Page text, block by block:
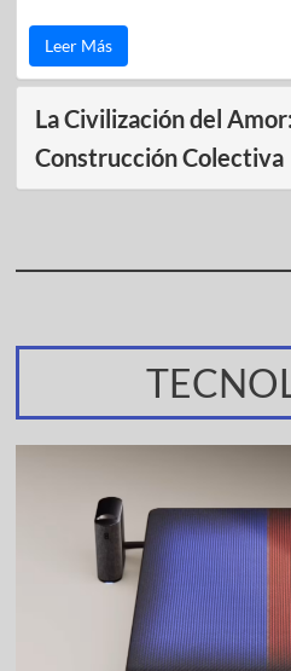
Leer Más
La Civilización del
Construcción Colectiva